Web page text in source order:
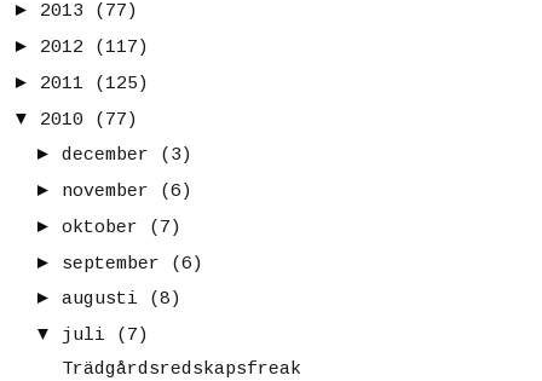
► 2013
(77)
► 2012
(117)
► 2011
(125)
▼
2010
(77)
► december
(3)
► november
(6)
► oktober
(7)
► september
(6)
► augusti
(8)
▼
juli
(7)
Trädgårdsredskapsfreak